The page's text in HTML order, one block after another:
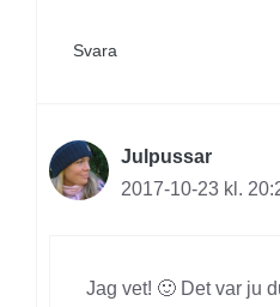
Svara
Julpussar
2017-10-23 kl.
Jag vet! 🙂 Det var ju